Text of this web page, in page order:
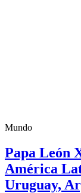
Mundo
Papa León
América
Uruguay,